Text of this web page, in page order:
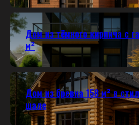
Дом из тёмного кирпича с
м²
Дом из бревна 158 м² в
шале